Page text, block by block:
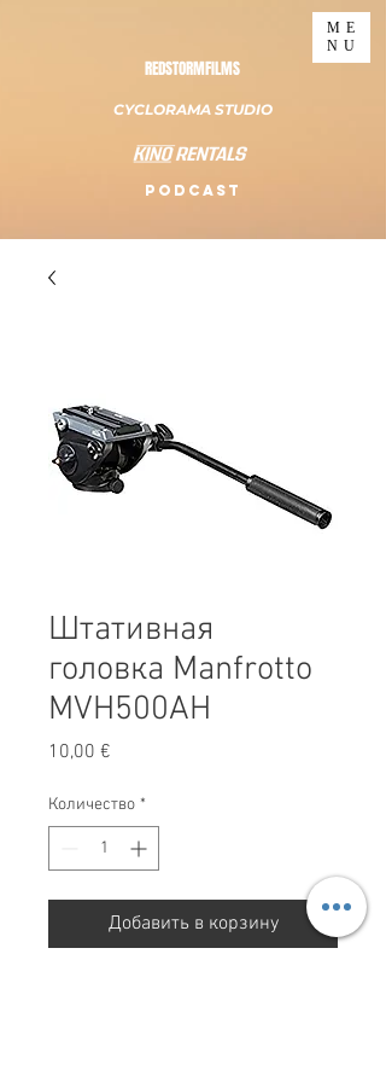
REDSTORMFILMS
CYCLORAMA STUDIO
PODCAST
ME
NU
Штативная
головка Manfrotto
MVH500AH
10,00 €
Количество *
Добавить в корзину